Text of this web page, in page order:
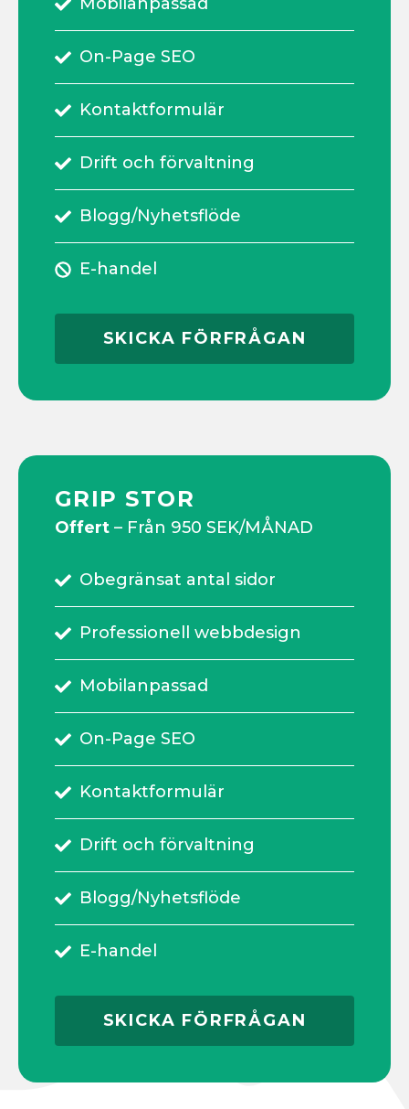
On-Page SEO
Kontaktformulär
Drift och förvaltning
Blogg/Nyhetsflöde
E-handel
SKICKA FÖRFRÅGAN
GRIP STOR
Offert – Från 950 SEK/MÅNAD
Obegränsat antal sidor
Professionell webbdesign
Mobilanpassad
On-Page SEO
Kontaktformulär
Drift och förvaltning
Blogg/Nyhetsflöde
E-handel
SKICKA FÖRFRÅGAN